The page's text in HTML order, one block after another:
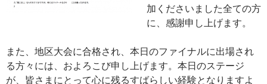
加くださいました全ての方
に、感謝申し上げます。
また、地区大会に合格され、本日のファイナルに出場され
る方々には、およろこび申し上げます。本日のステージ
が、皆さまにとって心に残るすばらしい経験となりますよ